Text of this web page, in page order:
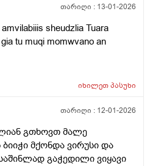
თარიღი : 13-01-2026
sheudzlia Tuara
tu muqi momwvano an
იხილეთპასუხი
თარიღი : 12-01-2026
გთხოვთ მალე
მქონდა ვირუსი და
გაჭედილი ვიყავი